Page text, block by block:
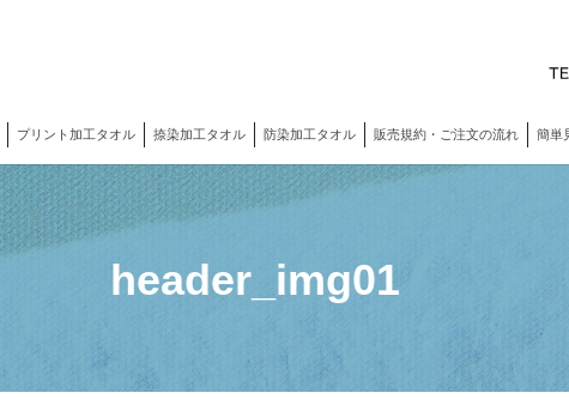
プリント加工タオル 捺染加工タオル 防染加工タオル 販売規約・ご注文の流れ 簡単
header_img01